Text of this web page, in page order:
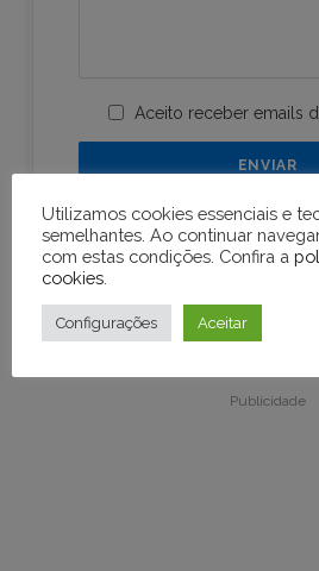
Aceito receber emails
Publicidade
Publicidade
Utilizamos cookies essenciais e
semelhantes. Ao continuar
com estas condições. Confira a
cookies
Configurações Aceitar